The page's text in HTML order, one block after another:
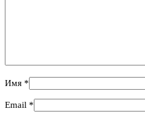
Имя *
Email *